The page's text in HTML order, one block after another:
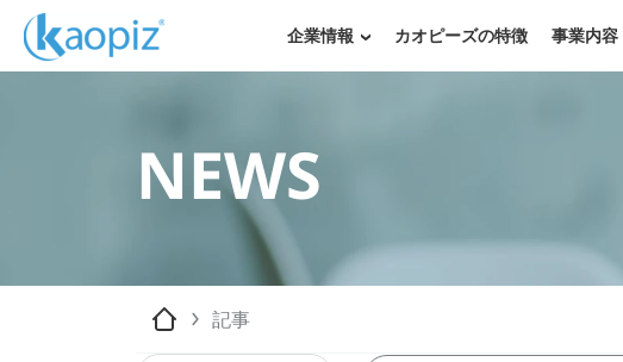
企業情報 カオピーズの特徴 事業内容
NEWS
記事